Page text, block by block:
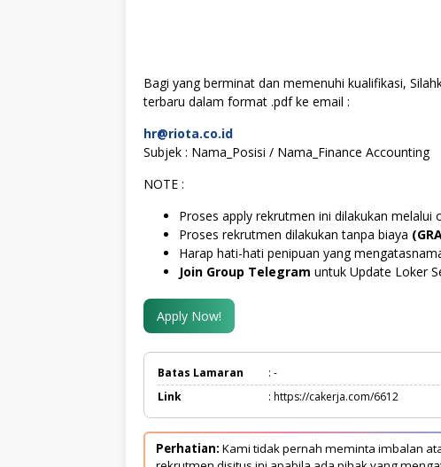
Bagi yang berminat dan memenuhi kualifikasi,
terbaru dalam format .pdf ke email :
hr@riota.co.id
Subjek : Nama_Posisi / Nama_Finance Accounting
NOTE :
Proses apply rekrutmen ini dilakukan melalui
Proses rekrutmen dilakukan tanpa biaya
Harap hati-hati penipuan yang
Join Group Telegram untuk Update Loker
Apply Now!
Batas Lamaran
: -
Link
: https://cakerja.com/6612
Perhatian: Kami tidak pernah meminta imbalan